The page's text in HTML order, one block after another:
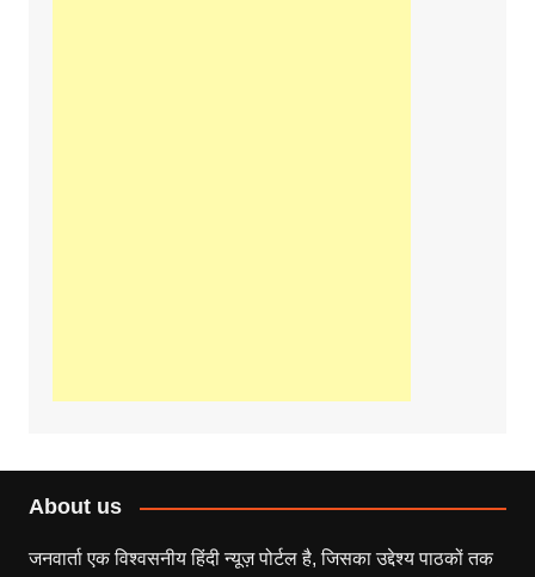
About us
जनवार्ता एक विश्वसनीय हिंदी न्यूज़ पोर्टल है, जिसका उद्देश्य पाठकों तक